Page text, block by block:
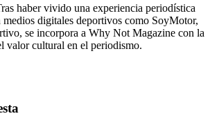
haber vivido una experiencia periodística
medios digitales deportivos como SoyMotor,
se incorpora a Why Not Magazine con la
valor cultural en el periodismo.